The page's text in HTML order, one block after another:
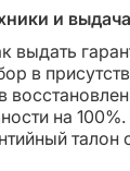
и
выдать
в
на
талон